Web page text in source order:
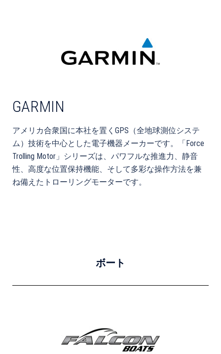
GARMIN
アメリカ合衆国に本社を置くGPS（全地球測位システ
ム）技術を中心とした電子機器メーカーです。「Force
Trolling Motor」シリーズは、パワフルな推進力、静音
性、高度な位置保持機能、そして多彩な操作方法を兼
ね備えたトローリングモーターです。
ボート